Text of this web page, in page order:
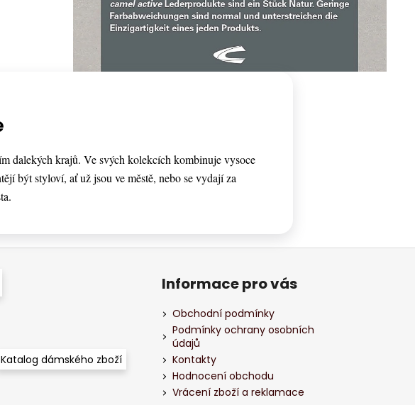
dalekých krajů. Ve svých kolekcích kombinuje vysoce
být styloví, ať už jsou ve městě, nebo se vydají za
Katalog dámského zboží
Informace pro vás
Obchodní podmínky
Podmínky ochrany osobních
údajů
Kontakty
Hodnocení obchodu
Vrácení zboží a reklamace